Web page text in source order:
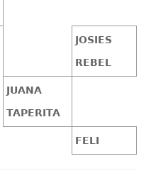
JOSIES
REBEL
JUANA
TAPERITA
FELI